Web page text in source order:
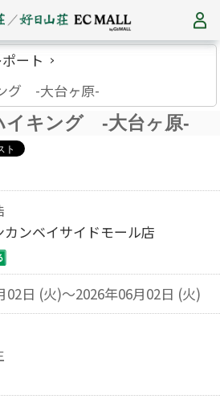
ート
グ -大台ヶ原-
イキング -大台ヶ原-
カンベイサイドモール店
02日 (火)～2026年06月02日 (火)